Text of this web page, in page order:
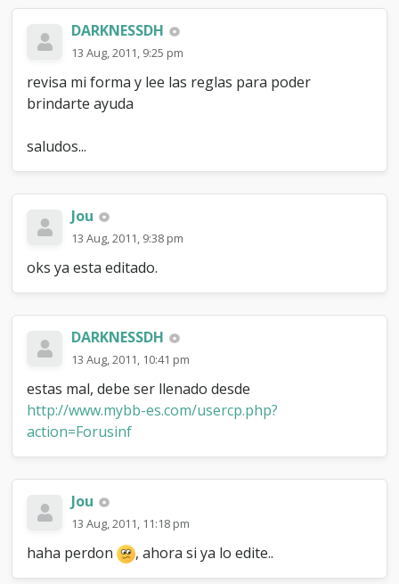
DARKNESSDH
13 Aug, 2011, 9:25 pm
revisa mi forma y lee las reglas para poder
brindarte ayuda
saludos...
Jou
13 Aug, 2011, 9:38 pm
oks ya esta editado.
DARKNESSDH
13 Aug, 2011, 10:41 pm
estas mal, debe ser llenado desde
http://www.mybb-es.com/usercp.php?
action=Forusinf
Jou
13 Aug, 2011, 11:18 pm
haha perdon , ahora si ya lo edite..